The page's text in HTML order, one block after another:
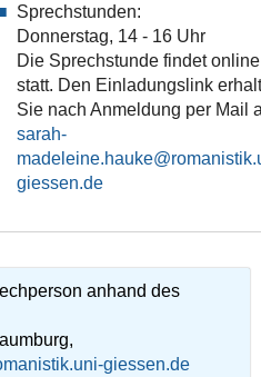
per
Sprechstunden:
Donnerstag, 14 - 16 Uhr
Die Sprechstunde findet online
statt. Den Einladungslink
Sie nach Anmeldung per Mail
sarah-
giessen.de
anhand des